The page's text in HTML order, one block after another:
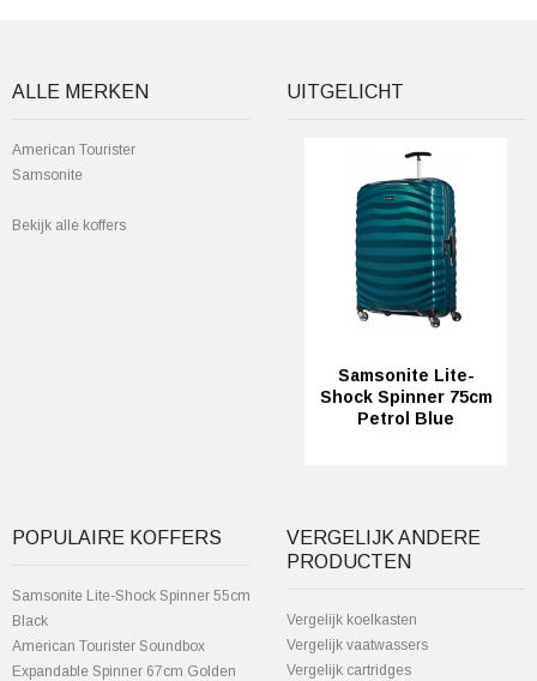
ALLE MERKEN
American Tourister
Samsonite
Bekijk alle koffers
UITGELICHT
Samsonite Lite-
Shock Spinner 75cm
Petrol Blue
POPULAIRE KOFFERS
Samsonite Lite-Shock Spinner 55cm
Black
American Tourister Soundbox
Expandable Spinner 67cm Golden
VERGELIJK ANDERE
PRODUCTEN
Vergelijk koelkasten
Vergelijk vaatwassers
Vergelijk cartridges